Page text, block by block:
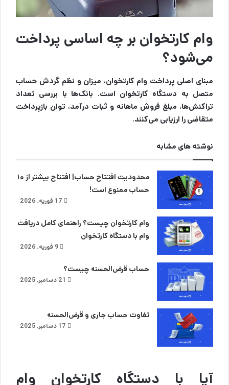
وام کارتخوان بر چه اساسی پرداخت
می‌شود؟
مبنای اصلی پرداخت وام کارتخوان، میزان و نظم گردش حساب
متصل به دستگاه کارتخوان است. بانک‌ها با بررسی تعداد
تراکنش‌ها، مبلغ فروش ماهانه و ثبات درآمد، توان بازپرداخت
متقاضی را ارزیابی می‌کنند.
نوشته های مشابه
محدودیت افتتاح حساب| افتتاح بیشتر از ۱۰
حساب ممنوع است!
17 فوریه, 2026
وام کارتخوان چیست؟ راهنمای کامل دریافت
وام با دستگاه کارتخوان
9 فوریه, 2026
حساب قرض‌الحسنه چیست؟
21 دسامبر, 2025
تفاوت حساب جاری و قرض‌الحسنه
17 دسامبر, 2025
آیا با دستگاه کارتخوان وام